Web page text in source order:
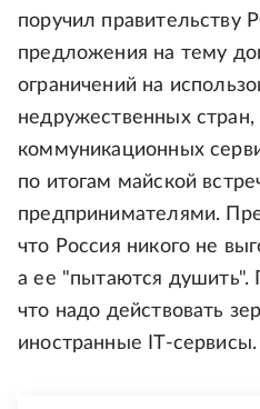
поручил правительству
предложения на тему
ограничений на
недружественных
коммуникационных
по итогам майской
предпринимателями.
что Россия никого не
а ее "пытаются душить".
что надо действовать
иностранные IT-сервисы.